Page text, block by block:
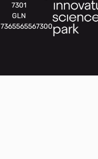
7301
GLN
7365565567300